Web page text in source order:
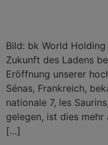
Bild: bk World
Zukunft des Ladens
Eröffnung unserer
Sénas, Frankreich,
nationale 7, les
gelegen, ist dies
[…]